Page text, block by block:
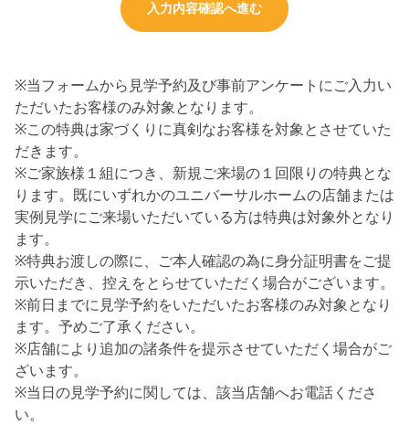
※当フォームから見学予約及び事前アンケートにご入力い
ただいたお客様のみ対象となります。
※この特典は家づくりに真剣なお客様を対象とさせていた
だきます。
※ご家族様１組につき、新規ご来場の１回限りの特典とな
ります。既にいずれかのユニバーサルホームの店舗または
実例見学にご来場いただいている方は特典は対象外となり
ます。
※特典お渡しの際に、ご本人確認の為に身分証明書をご提
示いただき、控えをとらせていただく場合がございます。
※前日までに見学予約をいただいたお客様のみ対象となり
ます。予めご了承ください。
※店舗により追加の諸条件を提示させていただく場合がご
ざいます。
※当日の見学予約に関しては、該当店舗へお電話くださ
い。